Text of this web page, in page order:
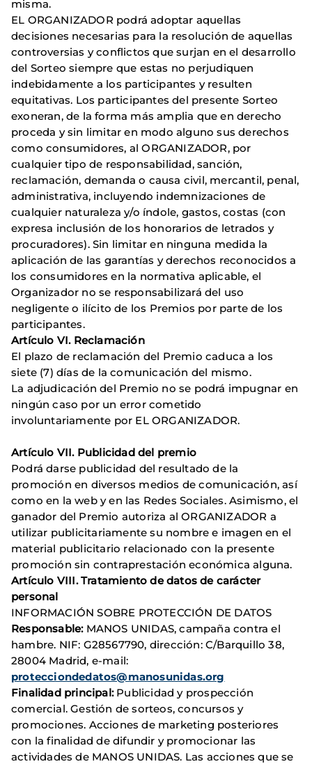
misma.
EL ORGANIZADOR podrá adoptar aquellas
decisiones necesarias para la resolución de aquellas
controversias y conflictos que surjan en el desarrollo
del Sorteo siempre que estas no perjudiquen
indebidamente a los participantes y resulten
equitativas. Los participantes del presente Sorteo
exoneran, de la forma más amplia que en derecho
proceda y sin limitar en modo alguno sus derechos
como consumidores, al ORGANIZADOR, por
cualquier tipo de responsabilidad, sanción,
reclamación, demanda o causa civil, mercantil, penal,
administrativa, incluyendo indemnizaciones de
cualquier naturaleza y/o índole, gastos, costas (con
expresa inclusión de los honorarios de letrados y
procuradores). Sin limitar en ninguna medida la
aplicación de las garantías y derechos reconocidos a
los consumidores en la normativa aplicable, el
Organizador no se responsabilizará del uso
negligente o ilícito de los Premios por parte de los
participantes.
Artículo VI. Reclamación
El plazo de reclamación del Premio caduca a los
siete (7) días de la comunicación del mismo.
La adjudicación del Premio no se podrá impugnar en
ningún caso por un error cometido
involuntariamente por EL ORGANIZADOR.
Artículo VII. Publicidad del premio
Podrá darse publicidad del resultado de la
promoción en diversos medios de comunicación, así
como en la web y en las Redes Sociales. Asimismo, el
ganador del Premio autoriza al ORGANIZADOR a
utilizar publicitariamente su nombre e imagen en el
material publicitario relacionado con la presente
promoción sin contraprestación económica alguna.
Artículo VIII. Tratamiento de datos de carácter
personal
INFORMACIÓN SOBRE PROTECCIÓN DE DATOS
Responsable:MANOS UNIDAS, campaña contra el
hambre. NIF: G28567790, dirección: C/Barquillo 38,
28004 Madrid, e-mail:
protecciondedatos@manosunidas.org
Finalidad principal:Publicidad y prospección
comercial. Gestión de sorteos, concursos y
promociones. Acciones de marketing posteriores
con la finalidad de difundir y promocionar las
actividades de MANOS UNIDAS. Las acciones que se